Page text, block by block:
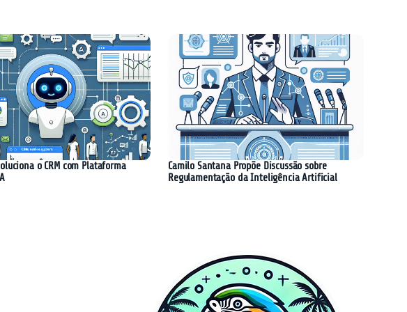
o CRM com Plataforma
Camilo Santana Propõe Discussão sobre
Regulamentação da Inteligência Artificial